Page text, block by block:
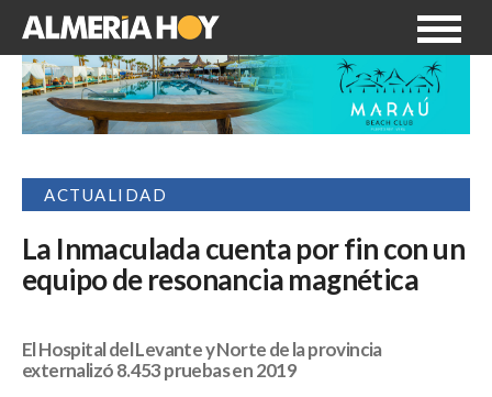
ACTUALIDAD
La Inmaculada cuenta por fin con un
equipo de resonancia magnética
El Hospital del Levante y Norte de la provincia
externalizó 8.453 pruebas en 2019